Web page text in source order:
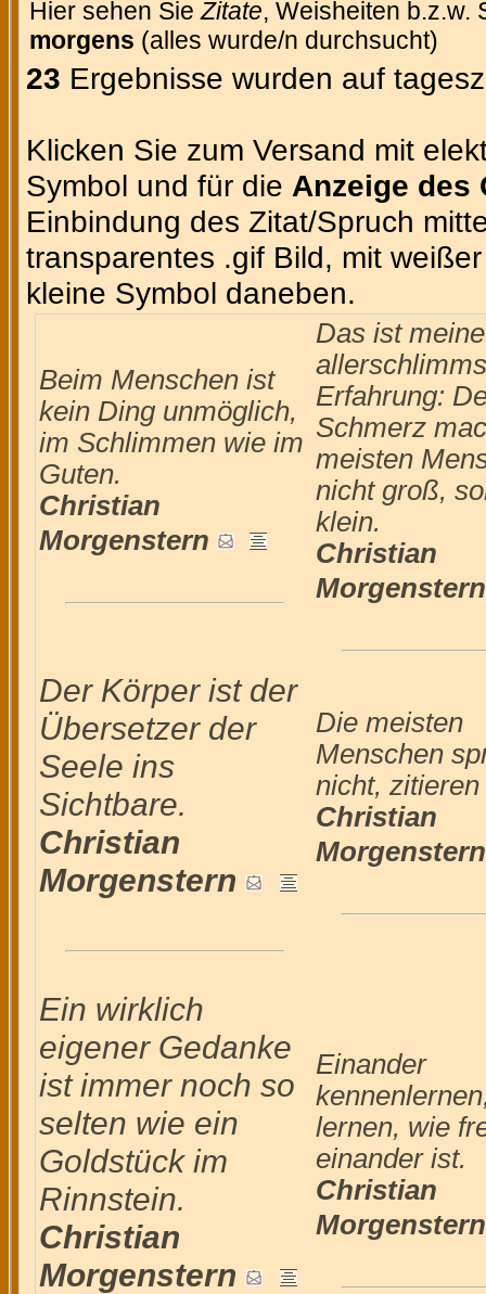
Hier sehen SieZitate, Weisheiten b.z.w.
morgens (alles wurde/n durchsucht)
23 Ergebnisse wurden auf
Klicken Sie zum Versand mit
Symbol und für die Anzeige des
Einbindung des Zitat/Spruch
transparentes .gif Bild, mit
kleine Symbol daneben.
Beim Menschen ist
kein Ding unmöglich,
im Schlimmen wie im
Guten.
Christian
Morgenstern
Das ist meine
Erfahrung:
Schmerz
meisten
nicht groß,
klein.
Christian
Morgenstern
Der Körper ist der
Übersetzer der
Seele ins
Sichtbare.
Christian
Morgenstern
Die meisten
Menschen
nicht, zitieren
Christian
Morgenstern
Ein wirklich
eigener Gedanke
ist immer noch so
selten wie ein
Goldstück im
Rinnstein.
Christian
Morgenstern
Einander
lernen, wie
einander ist.
Christian
Morgenstern